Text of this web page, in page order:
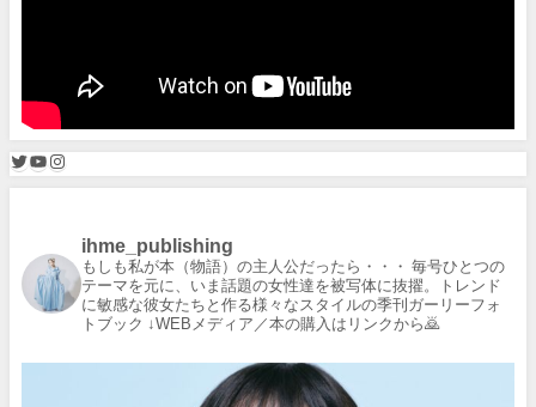
ihme_publishing
もしも私が本（物語）の主人公だったら・・・
毎号ひとつの
テーマを元に、いま話題の女性達を被写体に抜擢。トレンド
に敏感な彼女たちと作る様々なスタイルの季刊ガーリーフォ
トブック ↓WEBメディア／本の購入はリンクから🙇